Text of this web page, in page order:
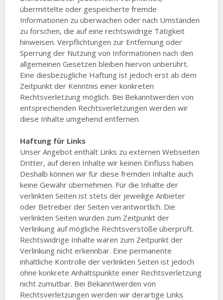
übermittelte oder gespeicherte fremde
Informationen zu überwachen oder nach Umständen
zu forschen, die auf eine rechtswidrige Tätigkeit
hinweisen. Verpflichtungen zur Entfernung oder
Sperrung der Nutzung von Informationen nach den
allgemeinen Gesetzen bleiben hiervon unberührt.
Eine diesbezügliche Haftung ist jedoch erst ab dem
Zeitpunkt der Kenntnis einer konkreten
Rechtsverletzung möglich. Bei Bekanntwerden von
entsprechenden Rechtsverletzungen werden wir
diese Inhalte umgehend entfernen.
Haftung für Links
Unser Angebot enthält Links zu externen Webseiten
Dritter, auf deren Inhalte wir keinen Einfluss haben.
Deshalb können wir für diese fremden Inhalte auch
keine Gewähr übernehmen. Für die Inhalte der
verlinkten Seiten ist stets der jeweilige Anbieter
oder Betreiber der Seiten verantwortlich. Die
verlinkten Seiten wurden zum Zeitpunkt der
Verlinkung auf mögliche Rechtsverstöße überprüft.
Rechtswidrige Inhalte waren zum Zeitpunkt der
Verlinkung nicht erkennbar. Eine permanente
inhaltliche Kontrolle der verlinkten Seiten ist jedoch
ohne konkrete Anhaltspunkte einer Rechtsverletzung
nicht zumutbar. Bei Bekanntwerden von
Rechtsverletzungen werden wir derartige Links